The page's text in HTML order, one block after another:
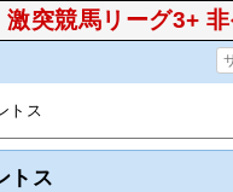
激突競馬リーグ3+
トス
トス